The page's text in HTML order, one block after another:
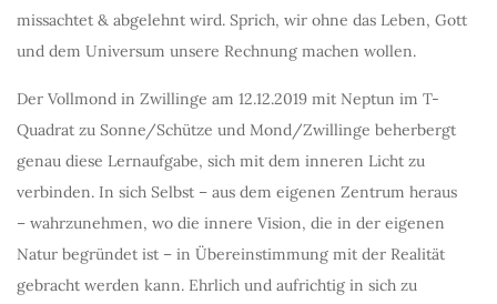
missachtet & abgelehnt wird. Sprich, wir ohne das Leben, Gott
und dem Universum unsere Rechnung machen wollen.
Der Vollmond in Zwillinge am 12.12.2019 mit Neptun im T-
Quadrat zu Sonne/Schütze und Mond/Zwillinge beherbergt
genau diese Lernaufgabe, sich mit dem inneren Licht zu
verbinden. In sich Selbst – aus dem eigenen Zentrum heraus
– wahrzunehmen, wo die innere Vision, die in der eigenen
Natur begründet ist – in Übereinstimmung mit der Realität
gebracht werden kann. Ehrlich und aufrichtig in sich zu